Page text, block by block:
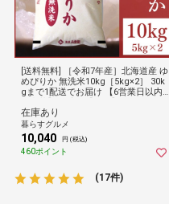
[送料無料] ［令和7年産］北海道産 ゆ
めぴりか 無洗米10kg［5kg×2］ 30k
gまで1配送でお届け 【6営業日以内
在庫あり
暮らすグルメ
10,040 円 (税込)
460ポイント
(17件)